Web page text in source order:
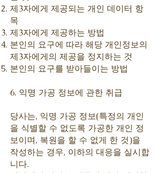
제3자에게 제공되는 개인 데이터 항
목
제3자에게 제공하는 방법
본인의 요구에 따라 해당 개인정보의
제3자에게의 제공을 정지하는 것
본인의 요구를 받아들이는 방법
6. 익명 가공 정보에 관한 취급
당사는, 익명 가공 정보(특정의 개인
을 식별할 수 없도록 가공한 개인 정
보이며, 복원을 할 수 없게 한 것)을
작성하는 경우, 이하의 대응을 실시합
니다.